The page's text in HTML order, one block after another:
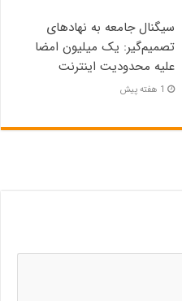
سیگنال جامعه به نهادهای
تصمیم‌گیر: یک میلیون امضا
علیه محدودیت اینترنت
1 هفته پیش